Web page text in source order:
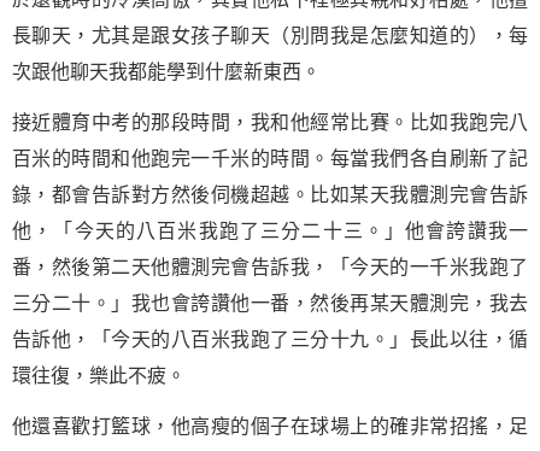
長聊天，尤其是跟女孩子聊天（別問我是怎麼知道的），每
次跟他聊天我都能學到什麼新東西。
接近體育中考的那段時間，我和他經常比賽。比如我跑完八
百米的時間和他跑完一千米的時間。每當我們各自刷新了記
錄，都會告訴對方然後伺機超越。比如某天我體測完會告訴
他，「今天的八百米我跑了三分二十三。」他會誇讚我一
番，然後第二天他體測完會告訴我，「今天的一千米我跑了
三分二十。」我也會誇讚他一番，然後再某天體測完，我去
告訴他，「今天的八百米我跑了三分十九。」長此以往，循
環往復，樂此不疲。
他還喜歡打籃球，他高瘦的個子在球場上的確非常招搖，足